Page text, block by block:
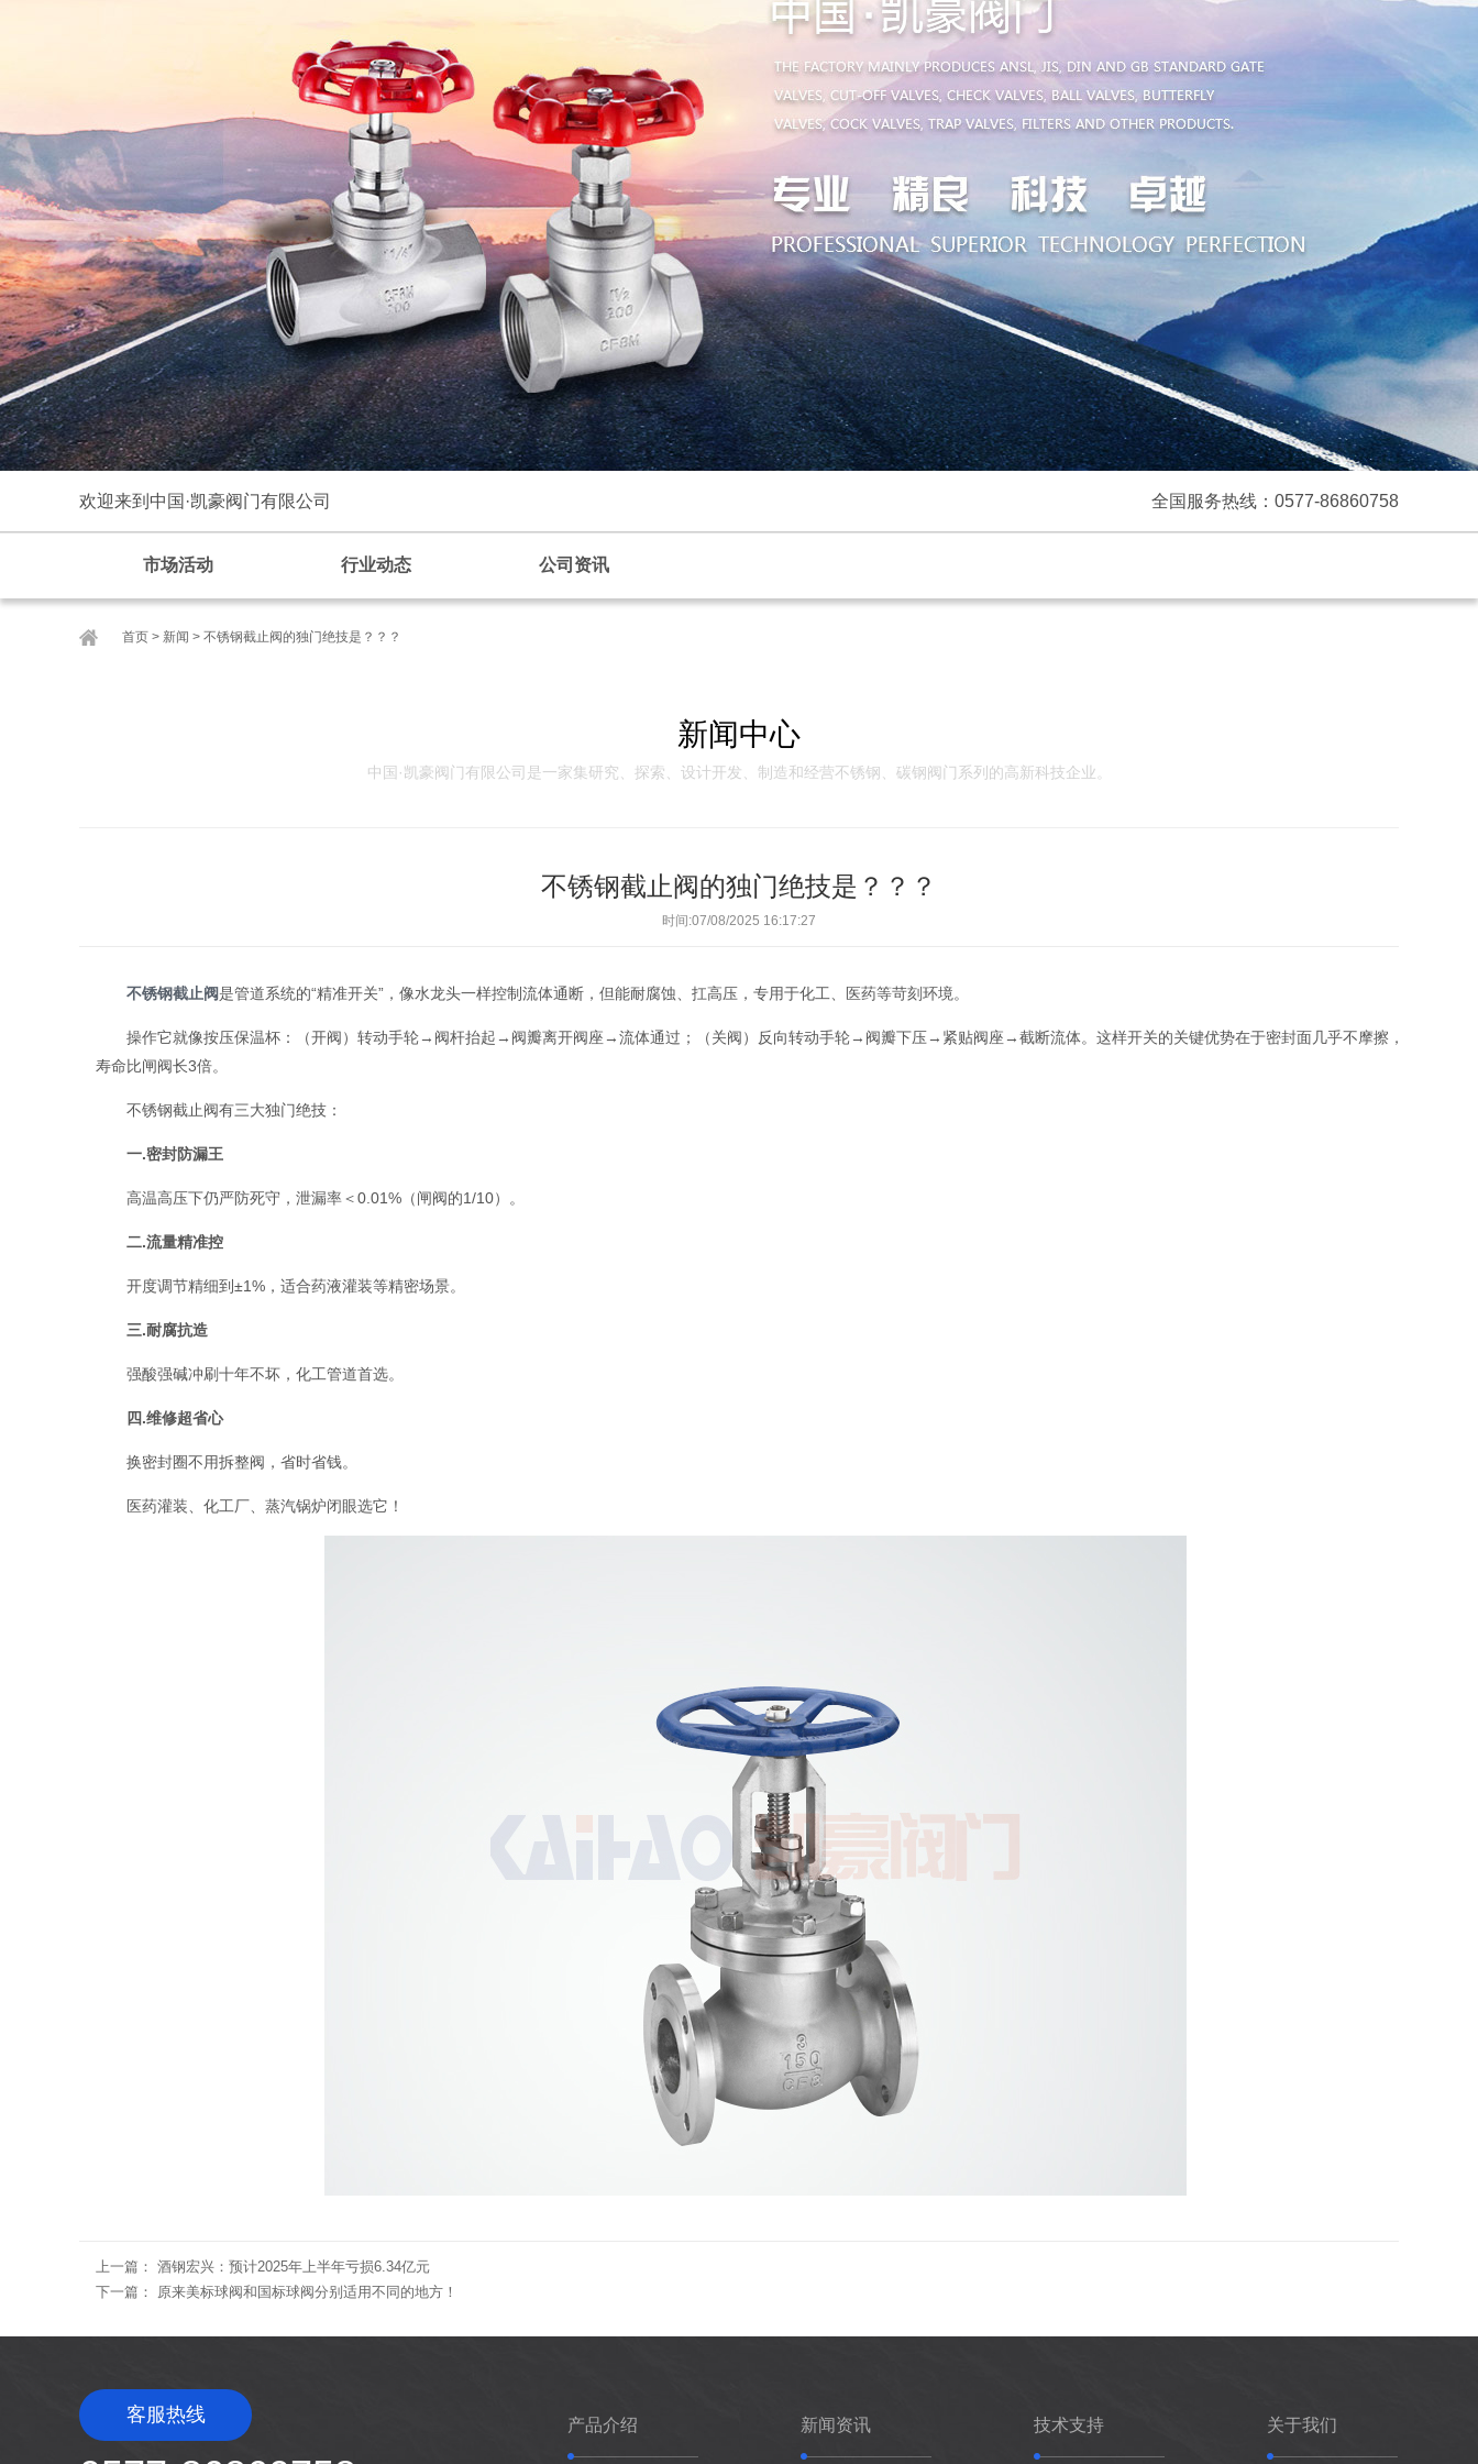
欢迎来到中国·凯豪阀门有限公司 全国服务热线：0577-86860758
市场活动 行业动态 公司资讯
首页 > 新闻 > 不锈钢截止阀的独门绝技是？？？
新闻中心
中国·凯豪阀门有限公司是一家集研究、探索、设计开发、制造和经营不锈钢、碳钢阀门系列的高新科技企业。
不锈钢截止阀的独门绝技是？？？
时间:07/08/2025 16:17:27
不锈钢截止阀是管道系统的“精准开关”‌，像水龙头一样控制流体通断，但能耐腐蚀、扛高压，专用于化工、医药等苛刻环境。
操作它就像按压保温杯：（开阀）转动手轮→阀杆抬起→阀瓣离开阀座→流体通过；（‌关阀）反向转动手轮→阀瓣下压→紧贴阀座→截断流体‌。这样开关的关键优势在于密封面几乎不摩擦，
寿命比闸阀长3倍‌。
不锈钢截止阀有三大独门绝技：
一.‌密封防漏王
高温高压下仍严防死守，泄漏率＜0.01%（闸阀的1/10）‌。
二.‌‌流量精准控
开度调节精细到±1%，适合药液灌装等精密场景‌。
三.耐腐抗造
强酸强碱冲刷十年不坏，化工管道首选‌。
四.‌维修超省心
换密封圈不用拆整阀，省时省钱‌。
医药灌装、化工厂、蒸汽锅炉闭眼选它！
上一篇： 酒钢宏兴：预计2025年上半年亏损6.34亿元
下一篇： 原来美标球阀和国标球阀分别适用不同的地方！
客服热线 产品介绍 新闻资讯 技术支持 关于我们